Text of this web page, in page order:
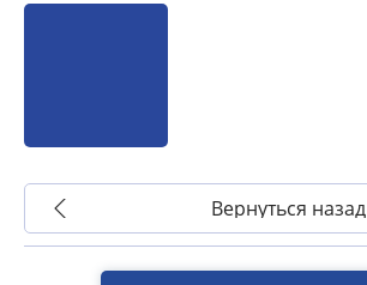
Вернуться назад